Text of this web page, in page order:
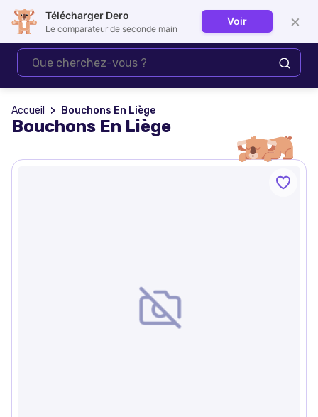
Se connecter
Accueil Bouchons En Liège
Bouchons En Liège
Télécharger Dero
Le comparateur de seconde main
Voir ×